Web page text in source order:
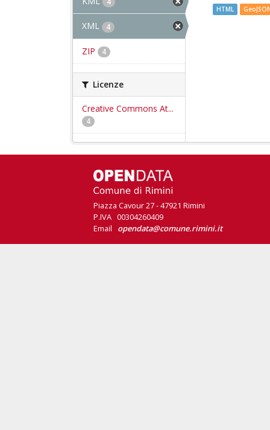
XML 4
ZIP 4
Licenze
Creative Commons At...
4
HTML
Piazza Cavour 27 - 47921 Rimini
P.IVA 00304260409
Email opendata@comune.rimini.it